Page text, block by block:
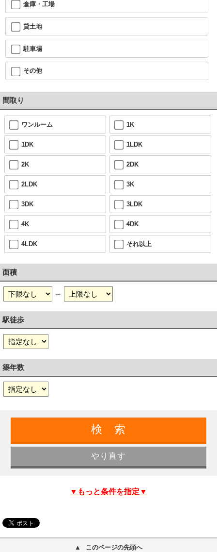
倉庫・工場
貸土地
駐車場
その他
間取り
ワンルーム 1K
1DK 1LDK
2K 2DK
2LDK 3K
3DK 3LDK
4K 4DK
4LDK それ以上
面積
～
駅徒歩
築年数
▼もっと条件を指定▼
このページの先頭へ